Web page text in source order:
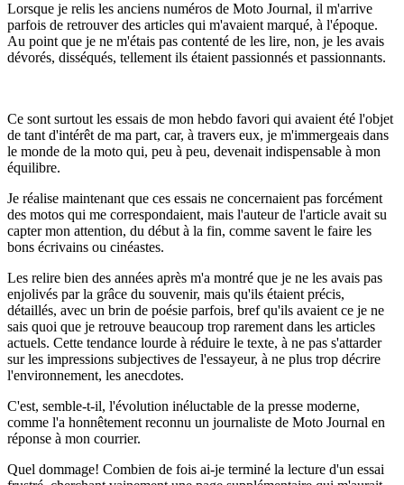
Lorsque je relis les anciens numéros de Moto Journal, il m'arrive
parfois de retrouver des articles qui m'avaient marqué, à l'époque.
Au point que je ne m'étais pas contenté de les lire, non, je les avais
dévorés, disséqués, tellement ils étaient passionnés et passionnants.
Ce sont surtout les essais de mon hebdo favori qui avaient été l'objet
de tant d'intérêt de ma part, car, à travers eux, je m'immergeais dans
le monde de la moto qui, peu à peu, devenait indispensable à mon
équilibre.
Je réalise maintenant que ces essais ne concernaient pas forcément
des motos qui me correspondaient, mais l'auteur de l'article avait su
capter mon attention, du début à la fin, comme savent le faire les
bons écrivains ou cinéastes.
Les relire bien des années après m'a montré que je ne les avais pas
enjolivés par la grâce du souvenir, mais qu'ils étaient précis,
détaillés, avec un brin de poésie parfois, bref qu'ils avaient ce je ne
sais quoi que je retrouve beaucoup trop rarement dans les articles
actuels. Cette tendance lourde à réduire le texte, à ne pas s'attarder
sur les impressions subjectives de l'essayeur, à ne plus trop décrire
l'environnement, les anecdotes.
C'est, semble-t-il, l'évolution inéluctable de la presse moderne,
comme l'a honnêtement reconnu un journaliste de Moto Journal en
réponse à mon courrier.
Quel dommage! Combien de fois ai-je terminé la lecture d'un essai